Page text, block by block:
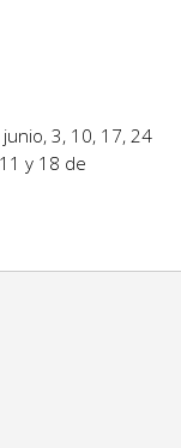
3, 10, 17, 24
y 18 de